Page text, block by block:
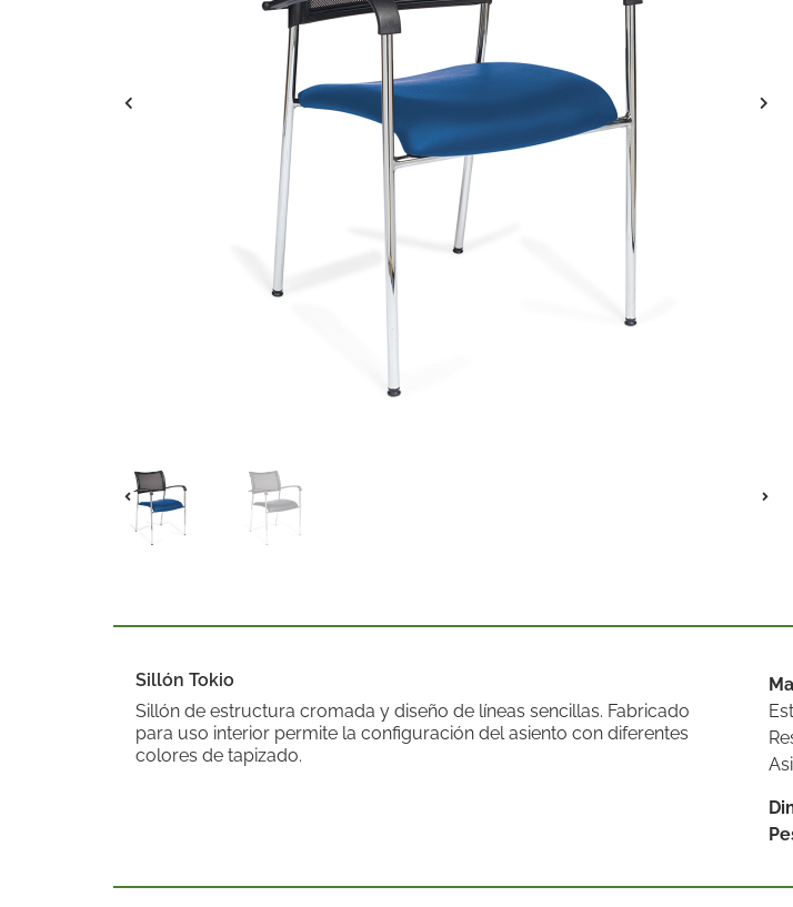
Sillón Tokio
Sillón de estructura cromada y diseño de líneas sencillas. Fabricado
para uso interior permite la configuración del asiento con diferentes
colores de tapizado.